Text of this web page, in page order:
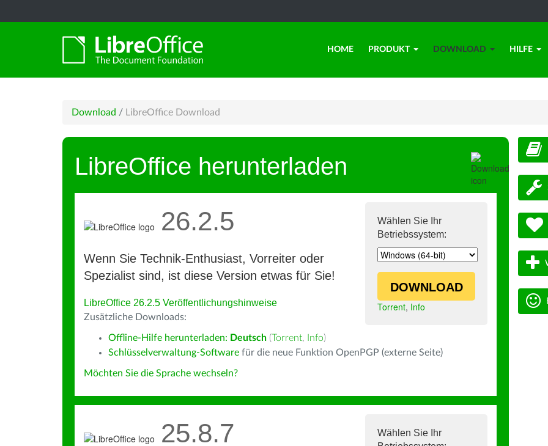
HOME PRODUKT DOWNLOAD HILFE
Download / LibreOffice Download
LibreOffice herunterladen
Wählen Sie Ihr
Betriebssystem:
DOWNLOAD
Torrent, Info
26.2.5
Wenn Sie Technik-Enthusiast, Vorreiter oder
Spezialist sind, ist diese Version etwas für Sie!
LibreOffice 26.2.5 Veröffentlichungshinweise
Zusätzliche Downloads:
Offline-Hilfe herunterladen: Deutsch (Torrent, Info)
Schlüsselverwaltung-Software für die neue Funktion OpenPGP (externe Seite)
Möchten Sie die Sprache wechseln?
Wählen Sie Ihr
25.8.7